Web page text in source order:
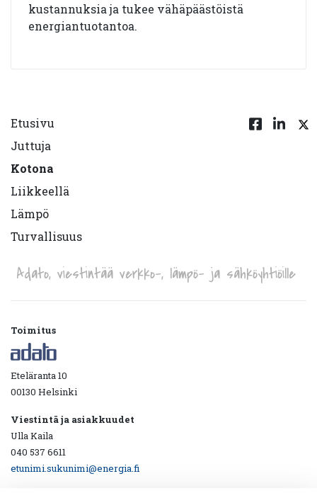
kustannuksia ja tukee vähäpäästöistä
energiantuotantoa.
Etusivu
Juttuja
Kotona
Liikkeellä
Lämpö
Turvallisuus
Adato, viestintää verkko-, lämpö- ja sähköyhtiöille
Toimitus
Eteläranta 10
00130 Helsinki
Viestintä ja asiakkuudet
Ulla Kaila
040 537 6611
etunimi.sukunimi@energia.fi